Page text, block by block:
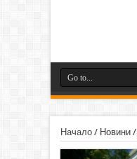
Начало/ Новини/